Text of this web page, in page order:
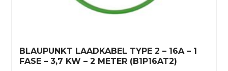
BLAUPUNKT LAADKABEL TYPE 2 – 16A – 1
FASE – 3,7 KW – 2 METER (B1P16AT2)